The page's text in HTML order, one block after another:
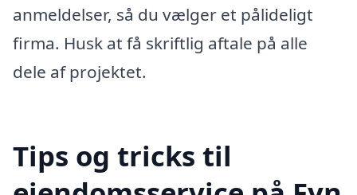
anmeldelser, så du vælger et pålideligt
firma. Husk at få skriftlig aftale på alle
dele af projektet.
Tips og tricks til